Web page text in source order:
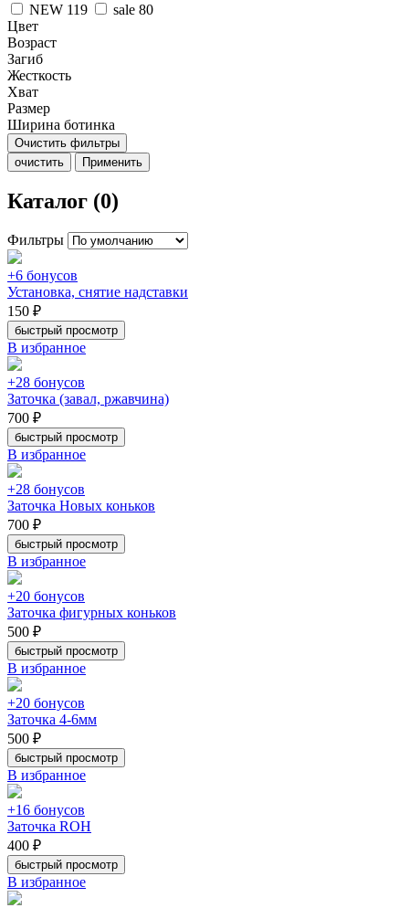
NEW 119 sale 80
Цвет
Возраст
Загиб
Жесткость
Хват
Размер
Ширина ботинка
Очистить фильтры
очистить
Применить
Каталог (0)
Фильтры
+6 бонусов
Установка, снятие надставки
150 ₽
быстрый просмотр
В избранное
+28 бонусов
Заточка (завал, ржавчина)
700 ₽
быстрый просмотр
В избранное
+28 бонусов
Заточка Новых коньков
700 ₽
быстрый просмотр
В избранное
+20 бонусов
Заточка фигурных коньков
500 ₽
быстрый просмотр
В избранное
+20 бонусов
Заточка 4-6мм
500 ₽
быстрый просмотр
В избранное
+16 бонусов
Заточка ROH
400 ₽
быстрый просмотр
В избранное